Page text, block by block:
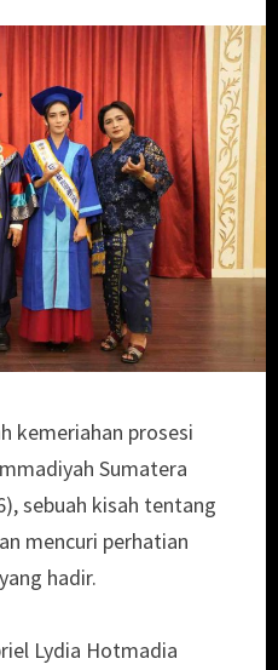
kemeriahan prosesi
Sumatera
sebuah kisah tentang
mencuri perhatian
hadir.
Lydia Hotmadia